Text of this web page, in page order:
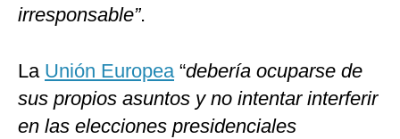
irresponsable”.
La Unión Europea“debería ocuparse de
sus propios asuntos y no intentar interferir
en las elecciones presidenciales